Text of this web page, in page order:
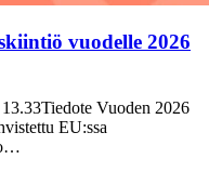
vuodelle 2026
Vuoden 2026
EU:ssa